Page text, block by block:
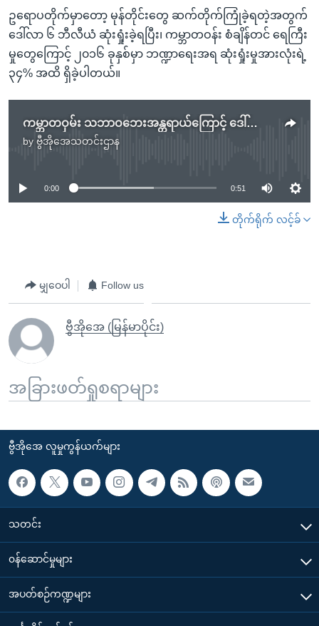
ဥရောပတိုက်မှာတော့ မုန်တိုင်းတွေ ဆက်တိုက်ကြုံခဲ့ရတဲ့အတွက်
ဒေါ်လာ ၆ ဘီလီယံ ဆုံးရှုံးခဲ့ရပြီး၊ ကမ္ဘာတဝန်း စံချိန်တင် ရေကြီး
မှုတွေကြောင့် ၂၀၁၆ ခုနှစ်မှာ ဘဏ္ဍာရေးအရ ဆုံးရှုံးမှုအားလုံးရဲ့
၃၄% အထိ ရှိခဲ့ပါတယ်။
ကမ္ဘာတဝှမ်း သဘာဝဘေးအန္တရာယ်ကြောင့် ဒေါ်လာ ၁၇၅ ဘီလီယံ ဆုံးရှုံး
by ဗွီအိုအေသတင်းဌာန
No media source currently available
0:00 0:51
တိုက်ရိုက် လင့်ခ်
မျှဝေပါ Follow us
ဗွီအိုအေ (မြန်မာပိုင်း)
အခြားဖတ်ရှုစရာများ
ဗွီအိုအေ လူမှုကွန်ယက်များ
သတင်း
၀န်ဆောင်မှုများ
အပတ်စဉ်ကဏ္ဍများ